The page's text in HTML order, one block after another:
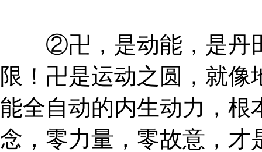
②卍，是动能，是丹田
限！卍是运动之圆，就
能全自动的内生动力，根
念，零力量，零故意，才